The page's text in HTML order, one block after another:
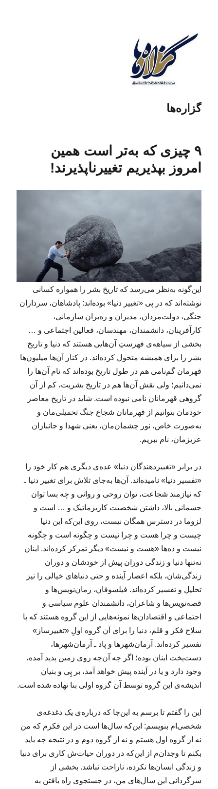
گزاره‌ها
۹ چیزی که به‌تر است همین
امروز بپذیریم تغییرناپذیرند!
این‌گونه به‌نظر می‌رسد که تاریخ بشر را همواره کسانی
نوشته‌اند که در پی «تغییر دنیا» بوده‌اند: پادشاهان، سرداران
جنگی، دولت‌مردان، مدیران و ره‌بران سازمانی،
کارآفرینان، دانشمندان، مهندسان، فعالین اجتماعی و …
بخشی از سیاهه‌ی فهرستِ آن‌هایی هستند که دنیا و تاریخ
بشر را برای همیشه متحول کرده‌اند. در کنار آن‌ها میلیون‌ها
قهرمان گم‌نامی هم در طول تاریخ بوده‌اند که نام آن‌ها را
نمی‌دانیم؛ ولی نقش آن‌ها هم در تاریخ بشریت، کم از آن
گروهی قهرمانان نامی نبوده است. شاید در تاریخ معاصر
خودمان بتوانیم از قهرمانان شجاع جنگ تحمیلی‌مان و
به‌صورت خاص، نور چشمان‌مان، یعنی شهدا و جانبازان
عزیزمان، نام ببریم.
در برابر «تغییردهندگان دنیا» عده‌ی دیگری هم کار خود را
«تفسیر دنیا» نامیده‌اند. آن‌ها به‌جای تلاش برای تغییر دنیا ـ
که نیازمند شجاعت، توان روحی و روانی و چه بسا توان
جسمانی بالا، داشتن شخصیت کاریزماتیک و … است و
لزوما در دسترس همگان نیست، روی این‌که این دنیا
چیست و چرا هست و چرا نیست و چگونه است و چگونه
نیست و ده‌ها «هست و نیست» دیگر تمرکز کرده‌اند. اینان
نه‌تنها دنیا و زندگی دوران پیش از خودشان‌ و دوران
زندگی‌شان، بلکه اعصار آینده و حتی دنیاهای خیالی‌ را نیز
تحلیل و تفسیر کرده‌اند. فیلسوفان، رمان‌نویس‌ها و
قصه‌نویس‌ها و شاعران، دانشمندان علوم سیاسی و
اجتماعی و اقتصادان‌ها نمونه‌هایی از این گروه هستند که با
سلاح فکر و قلم، دنیا را برای آن گروه اولِ‌ «تغییرساز»
تفسیر کرده‌اند. آرمان‌شهرها و پاد ـ آرمان‌شهرها،
دست‌پخت اینان بوده؛ اگر چه آن‌چه روی زمین پدید آمده،
وجود دارد و یا در آینده پیش خواهد آمد، بر پِی و بنیان
اندیشه‌ی این گروه توسط آن گروه اولی بنا نهاده شده است.
این را گفتم تا برسم به این‌جا که درباره‌ی یک دغدغه‌ی
شخصی‌ام بنویسم: این‌که سال‌ها است در این فکرم که من
نه از گروه اول هستم و نه از گروه دوم و در نتیجه چه باید
بکنم تا وجدان‌م از این‌که در دوران حیات‌ش کاری برای دنیا
و زندگی انسان‌ها نکرده، ناراحت نباشد. بخشی از
سرگردانی این سال‌های من، در جستجوی راه یافتن به